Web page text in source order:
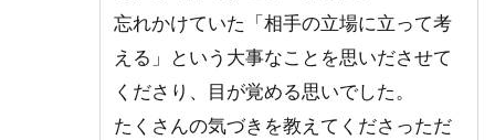
忘れかけていた「相手の立場に立って考
える」という大事なことを思いださせて
くださり、目が覚める思いでした。
たくさんの気づきを教えてくださっただ